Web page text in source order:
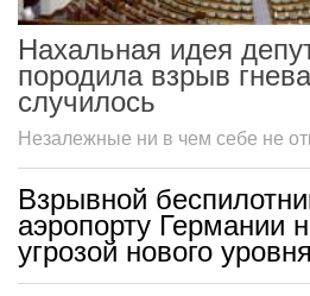
Нахальная идея
породила взрыв
случилось
Незалежные ни в чем себе не
Взрывной
аэропорту Германии
угрозой нового уровня